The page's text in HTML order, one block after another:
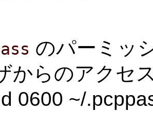
のパーミッ
からのアクセ
0600 ~/